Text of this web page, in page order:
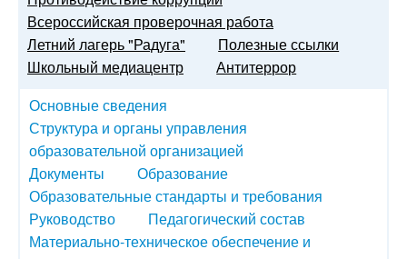
Всероссийская проверочная работа
Летний лагерь "Радуга"
Полезные ссылки
Школьный медиацентр
Антитеррор
Основные сведения
Структура и органы управления
образовательной организацией
Документы
Образование
Образовательные стандарты и требования
Руководство
Педагогический состав
Материально-техническое обеспечение и